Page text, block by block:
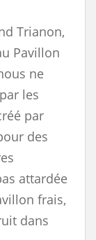
Trianon,
Pavillon
ne
les
par
des
attardée
frais,
dans